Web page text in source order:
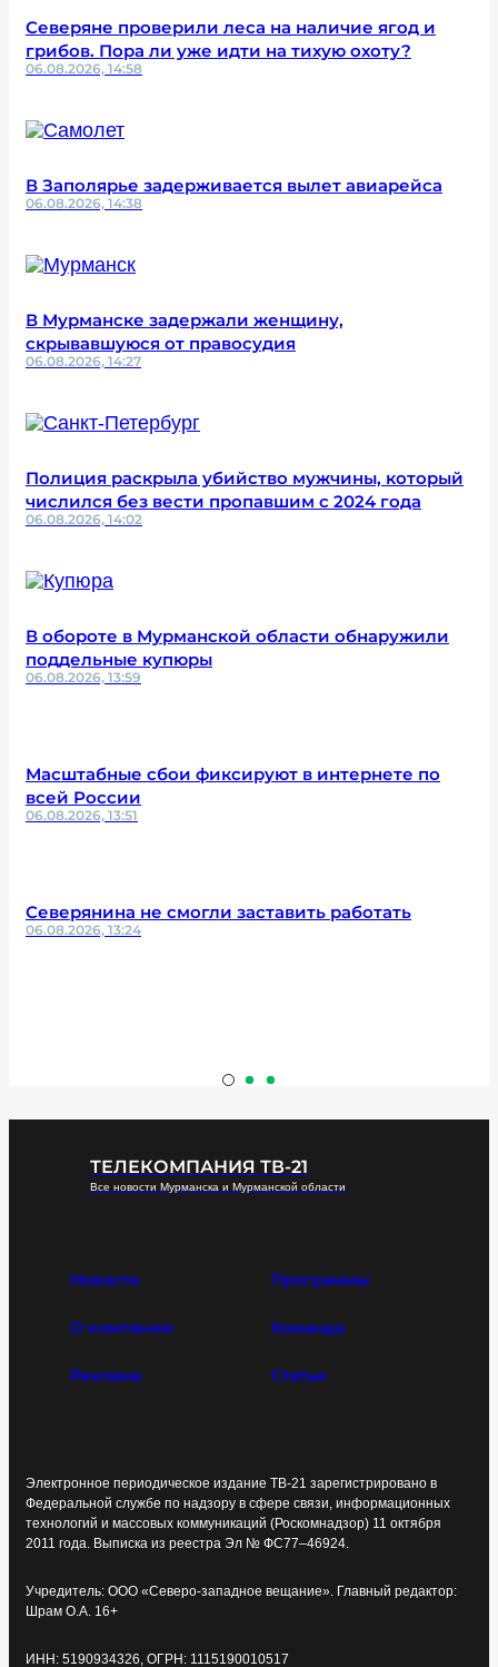
Северяне проверили леса на наличие ягод и
грибов. Пора ли уже идти на тихую охоту?
06.08.2026, 14:58
В Заполярье задерживается вылет авиарейса
06.08.2026, 14:38
В Мурманске задержали женщину,
скрывавшуюся от правосудия
06.08.2026, 14:27
Полиция раскрыла убийство мужчины, который
числился без вести пропавшим с 2024 года
06.08.2026, 14:02
В обороте в Мурманской области обнаружили
поддельные купюры
06.08.2026, 13:59
Масштабные сбои фиксируют в интернете по
всей России
06.08.2026, 13:51
Северянина не смогли заставить работать
06.08.2026, 13:24
ТЕЛЕКОМПАНИЯ ТВ-21
Все новости Мурманска и Мурманской области
Новости Программы
О компании Команда
Реклама Статьи
Электронное периодическое издание ТВ-21 зарегистрировано в
Федеральной службе по надзору в сфере связи, информационных
технологий и массовых коммуникаций (Роскомнадзор) 11 октября
2011 года. Выписка из реестра Эл № ФС77–46924.
Учредитель: ООО «Северо-западное вещание». Главный редактор:
Шрам О.А. 16+
ИНН: 5190934326, ОГРН: 1115190010517